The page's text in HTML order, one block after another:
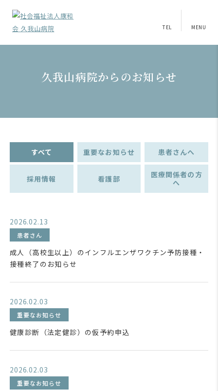
TEL MENU
久我山病院からのお知らせ
すべて 重要なお知らせ 患者さんへ
採用情報 看護部
医療関係者の方
へ
2026.02.13
患者さん
成人（高校生以上）のインフルエンザワクチン予防接種・
接種終了のお知らせ
2026.02.03
重要なお知らせ
健康診断（法定健診）の仮予約申込
2026.02.03
重要なお知らせ